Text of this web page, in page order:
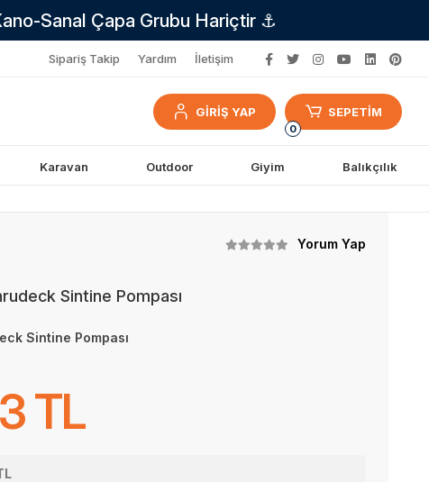
Sanal Çapa Grubu Hariçtir ⚓
Sipariş Takip Yardım İletişim
GİRİŞ YAP
0
SEPETİM
Karavan Outdoor Giyim Balıkçılık
Yorum Yap
Sintine Pompası
Sintine Pompası
TL